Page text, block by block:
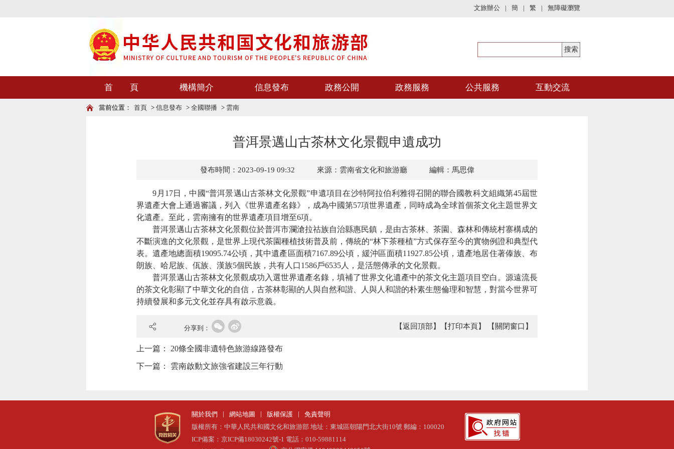
文旅辦公 | 簡 | 繁 | 無障礙瀏覽
首 頁 機構簡介 信息發布 政務公開 政務服務 公共服務 互動交流
當前位置： 首頁 > 信息發布 > 全國聯播 > 雲南
普洱景邁山古茶林文化景觀申遺成功
發布時間：2023-09-19 09:32 來源：雲南省文化和旅游廳 編輯：馬思偉
9月17日，中國“普洱景邁山古茶林文化景觀”申遺項目在沙特阿拉伯利雅得召開的聯合國教科文組織第45屆世
界遺產大會上通過審議，列入《世界遺產名錄》，成為中國第57項世界遺產，同時成為全球首個茶文化主題世界文
化遺產。至此，雲南擁有的世界遺產項目增至6項。
普洱景邁山古茶林文化景觀位於普洱市瀾滄拉祜族自治縣惠民鎮，是由古茶林、茶園、森林和傳統村寨構成的
不斷演進的文化景觀，是世界上現代茶園種植技術普及前，傳統的“林下茶種植”方式保存至今的實物例證和典型代
表。遺產地總面積19095.74公頃，其中遺產區面積7167.89公頃，緩沖區面積11927.85公頃，遺產地居住著傣族、布
朗族、哈尼族、佤族、漢族5個民族，共有人口1586戶6535人，是活態傳承的文化景觀。
普洱景邁山古茶林文化景觀成功入選世界遺產名錄，填補了世界文化遺產中的茶文化主題項目空白。源遠流長
的茶文化彰顯了中華文化的自信，古茶林彰顯的人與自然和諧、人與人和諧的朴素生態倫理和智慧，對當今世界可
持續發展和多元文化並存具有啟示意義。
分享到： 【返回頂部】 【打印本頁】 【關閉窗口】
上一篇： 20條全國非遺特色旅游線路發布
下一篇： 雲南啟動文旅強省建設三年行動